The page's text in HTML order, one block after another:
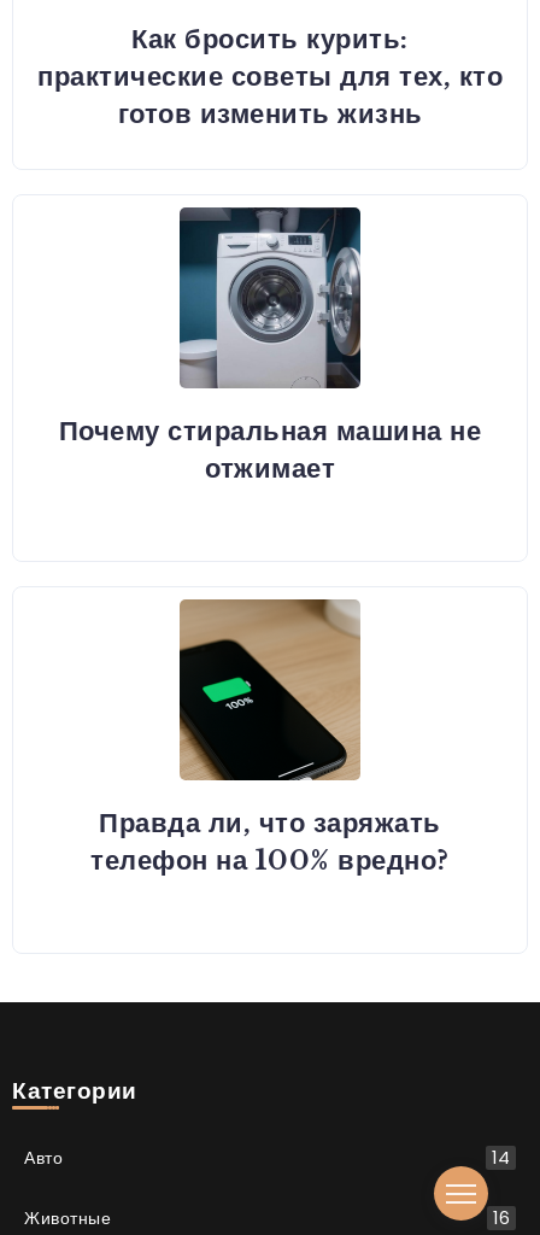
Как бросить курить:
практические советы для тех, кто
готов изменить жизнь
Почему стиральная машина не
отжимает
Правда ли, что заряжать
телефон на 100% вредно?
Категории
Авто 14
Животные 16